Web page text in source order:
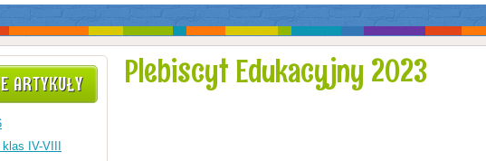
ARTYKUŁY
IV-VIII
Plebiscyt Edukacyjny 2023